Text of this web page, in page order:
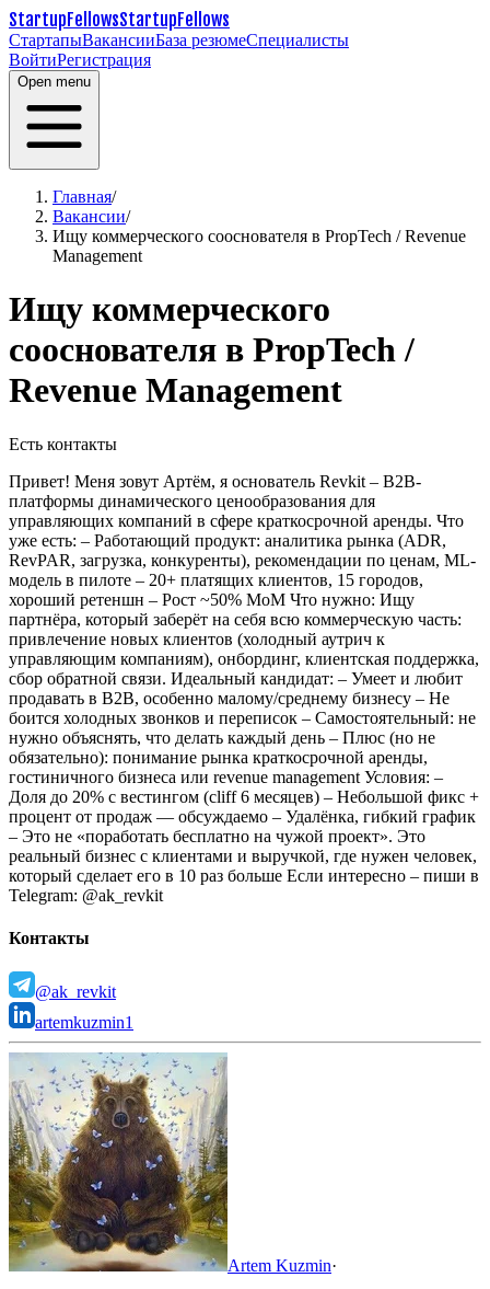
StartupFellowsStartupFellows
СтартапыВакансииБаза резюмеСпециалисты
ВойтиРегистрация
Open menu
Главная/
Вакансии/
Ищу коммерческого сооснователя в PropTech / Revenue
Management
Ищу коммерческого
сооснователя в PropTech /
Revenue Management
Есть контакты
Привет! Меня зовут Артём, я основатель Revkit – B2B-
платформы динамического ценообразования для
управляющих компаний в сфере краткосрочной аренды. Что
уже есть: – Работающий продукт: аналитика рынка (ADR,
RevPAR, загрузка, конкуренты), рекомендации по ценам, ML-
модель в пилоте – 20+ платящих клиентов, 15 городов,
хороший ретеншн – Рост ~50% MoM Что нужно: Ищу
партнёра, который заберёт на себя всю коммерческую часть:
привлечение новых клиентов (холодный аутрич к
управляющим компаниям), онбординг, клиентская поддержка,
сбор обратной связи. Идеальный кандидат: – Умеет и любит
продавать в B2B, особенно малому/среднему бизнесу – Не
боится холодных звонков и переписок – Самостоятельный: не
нужно объяснять, что делать каждый день – Плюс (но не
обязательно): понимание рынка краткосрочной аренды,
гостиничного бизнеса или revenue management Условия: –
Доля до 20% с вестингом (cliff 6 месяцев) – Небольшой фикс +
процент от продаж — обсуждаемо – Удалёнка, гибкий график
– Это не «поработать бесплатно на чужой проект». Это
реальный бизнес с клиентами и выручкой, где нужен человек,
который сделает его в 10 раз больше Если интересно – пиши в
Telegram: @ak_revkit
Контакты
@ak_revkit
artemkuzmin1
Artem Kuzmin·